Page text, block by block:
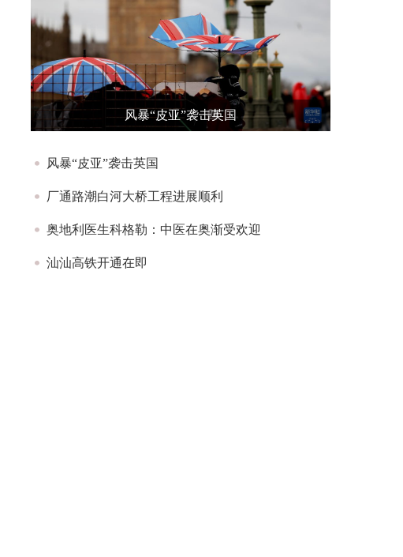
风暴“皮亚”袭击英国
风暴“皮亚”袭击英国
厂通路潮白河大桥工程进展顺利
奥地利医生科格勒：中医在奥渐受欢迎
汕汕高铁开通在即